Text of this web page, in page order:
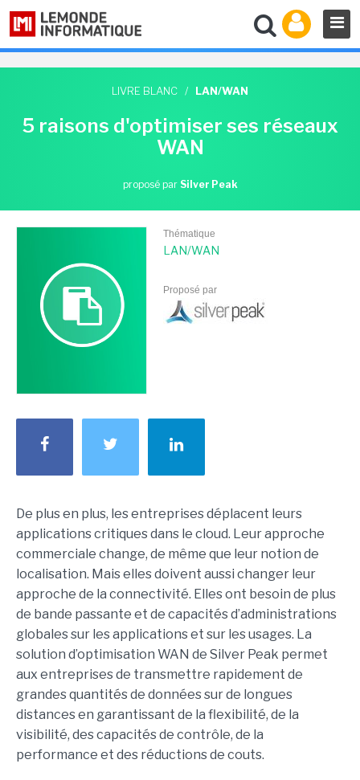
LIVRE BLANC / LAN/WAN
5 raisons d'optimiser ses réseaux
WAN
proposé par Silver Peak
Thématique
LAN/WAN
Proposé par
De plus en plus, les entreprises déplacent leurs
applications critiques dans le cloud. Leur approche
commerciale change, de même que leur notion de
localisation. Mais elles doivent aussi changer leur
approche de la connectivité. Elles ont besoin de plus
de bande passante et de capacités d’administrations
globales sur les applications et sur les usages. La
solution d’optimisation WAN de Silver Peak permet
aux entreprises de transmettre rapidement de
grandes quantités de données sur de longues
distances en garantissant de la flexibilité, de la
visibilité, des capacités de contrôle, de la
performance et des réductions de couts.